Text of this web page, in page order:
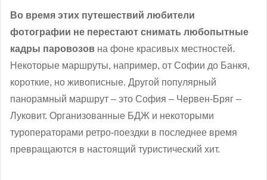
Во время этих путешествий любители
фотографии не перестают снимать любопытные
кадры паровозов на фоне красивых местностей.
Некоторые маршруты, например, от Софии до Банкя,
короткие, но живописные. Другой популярный
панорамный маршрут – это София – Червен-Бряг –
Луковит. Организованные БДЖ и некоторыми
туроператорами ретро-поездки в последнее время
превращаются в настоящий туристический хит.